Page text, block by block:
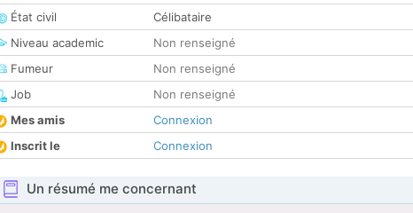
État civil
Célibataire
Niveau academic
Non renseigné
Fumeur
Non renseigné
Job
Non renseigné
Mes amis
Connexion
Inscrit le
Connexion
Un résumé me concernant